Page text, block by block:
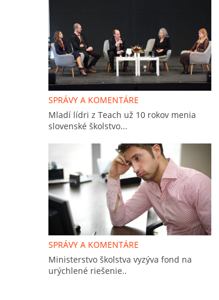
SPRÁVY A KOMENTÁRE
Mladí lídri z Teach už 10 rokov menia
slovenské školstvo...
SPRÁVY A KOMENTÁRE
Ministerstvo školstva vyzýva fond na
urýchlené riešenie..